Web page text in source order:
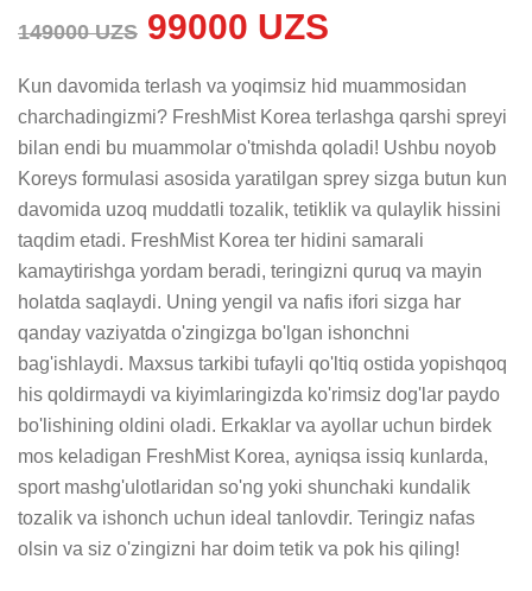
149000 UZS 99000 UZS
Kun davomida terlash va yoqimsiz hid muammosidan
charchadingizmi? FreshMist Korea terlashga qarshi spreyi
bilan endi bu muammolar o'tmishda qoladi! Ushbu noyob
Koreys formulasi asosida yaratilgan sprey sizga butun kun
davomida uzoq muddatli tozalik, tetiklik va qulaylik hissini
taqdim etadi. FreshMist Korea ter hidini samarali
kamaytirishga yordam beradi, teringizni quruq va mayin
holatda saqlaydi. Uning yengil va nafis ifori sizga har
qanday vaziyatda o'zingizga bo'lgan ishonchni
bag'ishlaydi. Maxsus tarkibi tufayli qo'ltiq ostida yopishqoq
his qoldirmaydi va kiyimlaringizda ko'rimsiz dog'lar paydo
bo'lishining oldini oladi. Erkaklar va ayollar uchun birdek
mos keladigan FreshMist Korea, ayniqsa issiq kunlarda,
sport mashg'ulotlaridan so'ng yoki shunchaki kundalik
tozalik va ishonch uchun ideal tanlovdir. Teringiz nafas
olsin va siz o'zingizni har doim tetik va pok his qiling!